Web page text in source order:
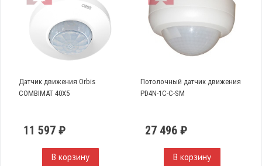
Датчик движения Orbis
COMBIMAT 40X5
11 597 ₽
В корзину
Потолочный датчик движения
PD4N-1C-C-SM
27 496 ₽
В корзину